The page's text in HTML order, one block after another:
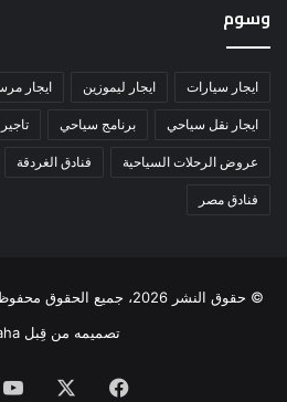
وسوم
ايجار سيارات ايجار ليموزين ايجار
ايجار نقل سياحي برنامج سياحي
عروض الرحلات السياحية فنادق الغردقة
فنادق مصر
© حقوق النشر 2026، جميع الحقوق محفوظة |
تصميمه من قِبل Lelsyaha
فيسبوك